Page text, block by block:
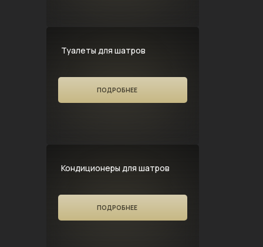
Туалеты для шатров
ПОДРОБНЕЕ
Кондиционеры для шатров
ПОДРОБНЕЕ